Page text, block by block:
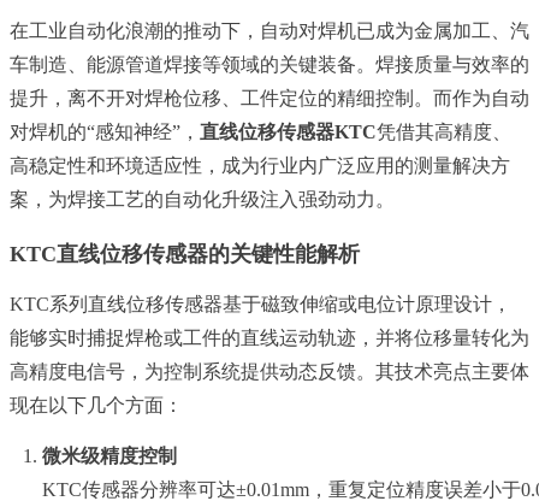
在工业自动化浪潮的推动下，自动对焊机已成为金属加工、汽
车制造、能源管道焊接等领域的关键装备。焊接质量与效率的
提升，离不开对焊枪位移、工件定位的精细控制。而作为自动
对焊机的“感知神经”， 直线位移传感器KTC凭借其高精度、
高稳定性和环境适应性，成为行业内广泛应用的测量解决方
案，为焊接工艺的自动化升级注入强劲动力。
KTC直线位移传感器的关键性能解析
KTC系列直线位移传感器基于磁致伸缩或电位计原理设计，
能够实时捕捉焊枪或工件的直线运动轨迹，并将位移量转化为
高精度电信号，为控制系统提供动态反馈。其技术亮点主要体
现在以下几个方面：
微米级精度控制
KTC传感器分辨率可达±0.01mm，重复定位精度误差小于